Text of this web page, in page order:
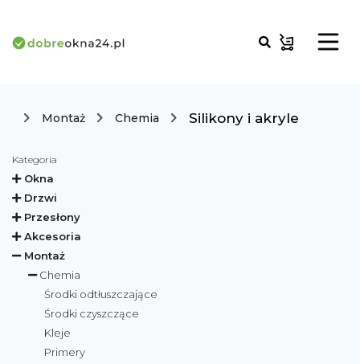
Montaż Chemia Silikony i akryle
Kategoria
Okna
Drzwi
Przesłony
Akcesoria
Montaż
Chemia
Środki odtłuszczające
Środki czyszczące
Kleje
Primery